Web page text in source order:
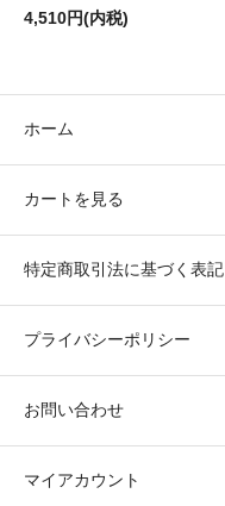
4,510円(内税)
ホーム
カートを見る
特定商取引法に基づく表記
プライバシーポリシー
お問い合わせ
マイアカウント